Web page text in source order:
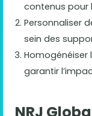
contenus pour
Personnaliser
sein des
Homogénéiser
garantir